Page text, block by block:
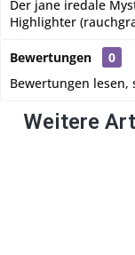
Der jane iredale
Highlighter
Bewertungen
0
Bewertungen
Weitere